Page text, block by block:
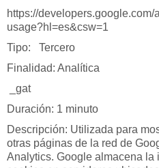
https://
usage?hl=es&csw=1
Tipo: Tercero
Finalidad: Analítica
_gat
Duración: 1 minuto
Descripción: Utilizada para
otras páginas de la red de
Analytics. Google almacena la